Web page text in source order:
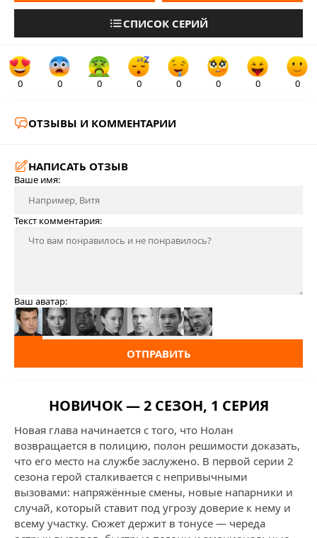
СПИСОК СЕРИЙ
0 0 0 0 0 0 0 0
ОТЗЫВЫ И КОММЕНТАРИИ
НАПИСАТЬ ОТЗЫВ
Ваше имя:
Текст комментария:
Ваш аватар:
ОТПРАВИТЬ
НОВИЧОК — 2 СЕЗОН, 1 СЕРИЯ
Новая глава начинается с того, что Нолан
возвращается в полицию, полон решимости доказать,
что его место на службе заслужено. В первой серии 2
сезона герой сталкивается с непривычными
вызовами: напряжённые смены, новые напарники и
случай, который ставит под угрозу доверие к нему и
всему участку. Сюжет держит в тонусе — череда